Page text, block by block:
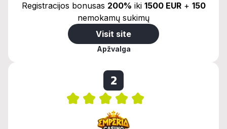
Registracijos bonusas 200% iki 1500 EUR+ 150
nemokamų sukimų
Visit site
Apžvalga
2